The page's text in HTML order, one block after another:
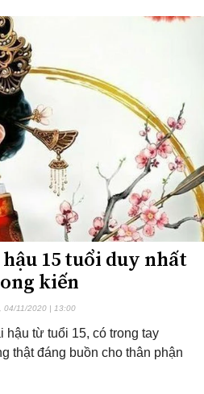
15 tuổi duy nhất
kiến
04/11/2020 | 13:00
hậu từ tuổi 15, có trong tay
thật đáng buồn cho thân phận